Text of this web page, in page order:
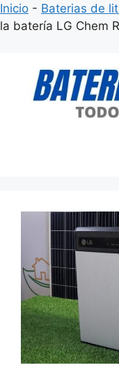
Inicio - Baterias de
la batería LG Chem
contenido